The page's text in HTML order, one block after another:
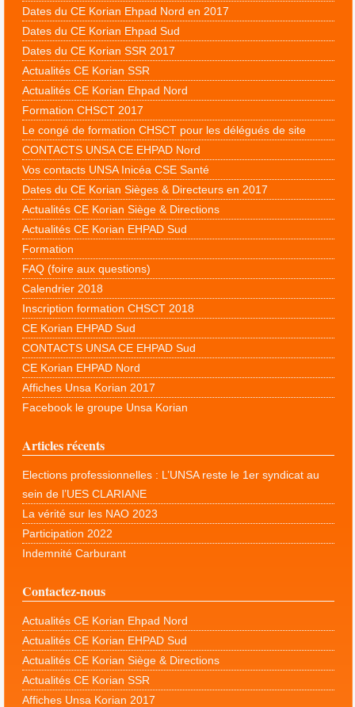
Dates du CE Korian Ehpad Nord en 2017
Dates du CE Korian Ehpad Sud
Dates du CE Korian SSR 2017
Actualités CE Korian SSR
Actualités CE Korian Ehpad Nord
Formation CHSCT 2017
Le congé de formation CHSCT pour les délégués de site
CONTACTS UNSA CE EHPAD Nord
Vos contacts UNSA Inicéa CSE Santé
Dates du CE Korian Sièges & Directeurs en 2017
Actualités CE Korian Siège & Directions
Actualités CE Korian EHPAD Sud
Formation
FAQ (foire aux questions)
Calendrier 2018
Inscription formation CHSCT 2018
CE Korian EHPAD Sud
CONTACTS UNSA CE EHPAD Sud
CE Korian EHPAD Nord
Affiches Unsa Korian 2017
Facebook le groupe Unsa Korian
Articles récents
Elections professionnelles : L’UNSA reste le 1er syndicat au
sein de l’UES CLARIANE
La vérité sur les NAO 2023
Participation 2022
Indemnité Carburant
Contactez-nous
Actualités CE Korian Ehpad Nord
Actualités CE Korian EHPAD Sud
Actualités CE Korian Siège & Directions
Actualités CE Korian SSR
Affiches Unsa Korian 2017